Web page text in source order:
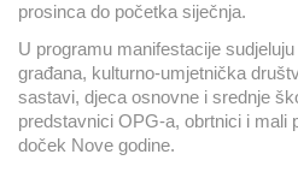
prosinca do početka siječnja.
U programu manifestacije
građana, kulturno-umjetnička
sastavi, djeca osnovne i srednje
predstavnici OPG-a, obrtnici i mali
doček Nove godine.